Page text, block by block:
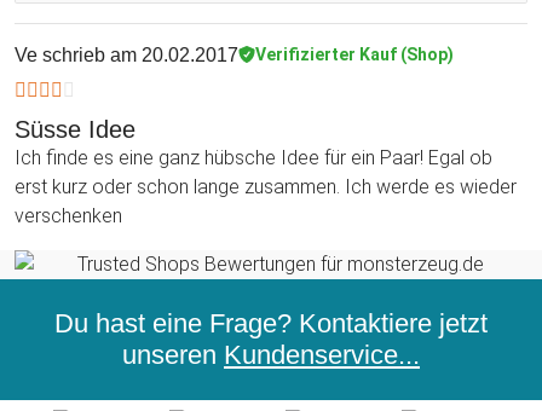
Ve schrieb am 20.02.2017 Verifizierter Kauf (Shop)
Süsse Idee
Ich finde es eine ganz hübsche Idee für ein Paar! Egal ob
erst kurz oder schon lange zusammen. Ich werde es wieder
verschenken
Du hast eine Frage? Kontaktiere jetzt
unseren Kundenservice...